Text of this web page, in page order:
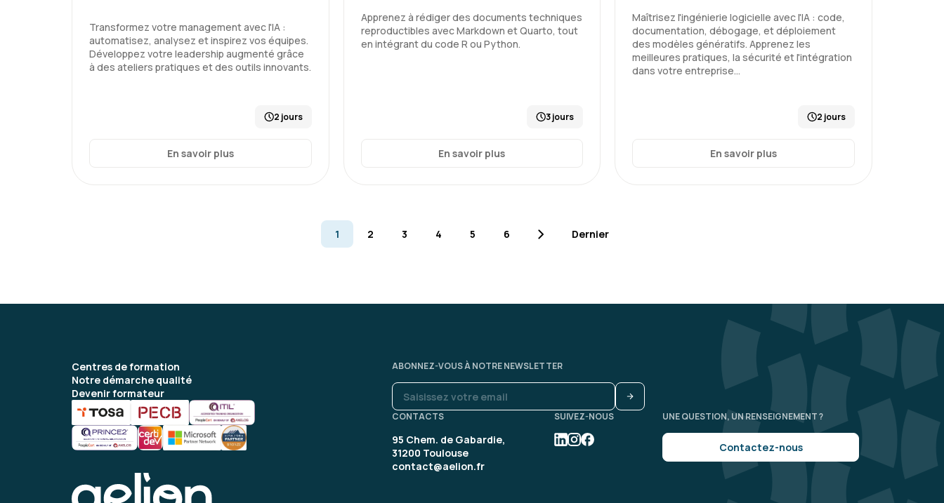
Le 16/04/2026
Formation en accord avec mes attentes, très bien animée
Très intéressant et instructif. Formateur très compétent dans le
Transformez votre management avec l'IA :
automatisez, analysez et inspirez vos équipes.
Développez votre leadership augmenté grâce
à des ateliers pratiques et des outils innovants.
2 jours
En savoir plus
Apprenez à rédiger des documents techniques
reproductibles avec Markdown et Quarto, tout
en intégrant du code R ou Python.
3 jours
En savoir plus
Maîtrisez l'ingénierie logicielle avec l'IA : code,
documentation, débogage, et déploiement
des modèles génératifs. Apprenez les
meilleures pratiques, la sécurité et l'intégration
dans votre entreprise…
2 jours
En savoir plus
1 2 3 4 5 6 Dernier
Centres de formation
Notre démarche qualité
Devenir formateur
ABONNEZ-VOUS À NOTRE NEWSLETTER
CONTACTS
95 Chem. de Gabardie,
31200 Toulouse
contact@aelion.fr
SUIVEZ-NOUS UNE QUESTION, UN RENSEIGNEMENT ?
Contactez-nous